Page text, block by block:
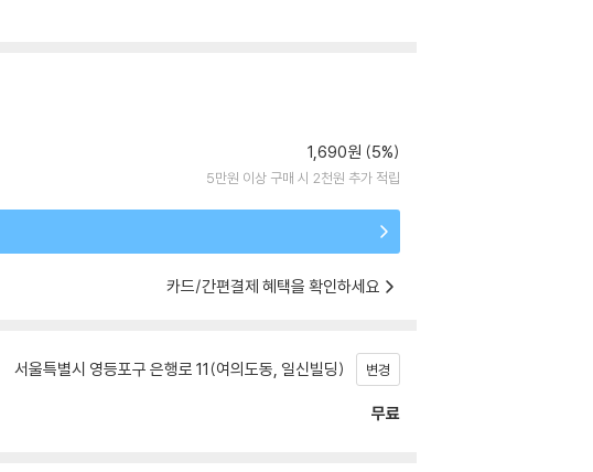
1,690원 (5%)
5만원 이상 구매 시 2천원 추가 적립
카드/간편결제 혜택을 확인하세요
서울특별시 영등포구 은행로 11(여의도동, 일신빌딩) 변경
무료